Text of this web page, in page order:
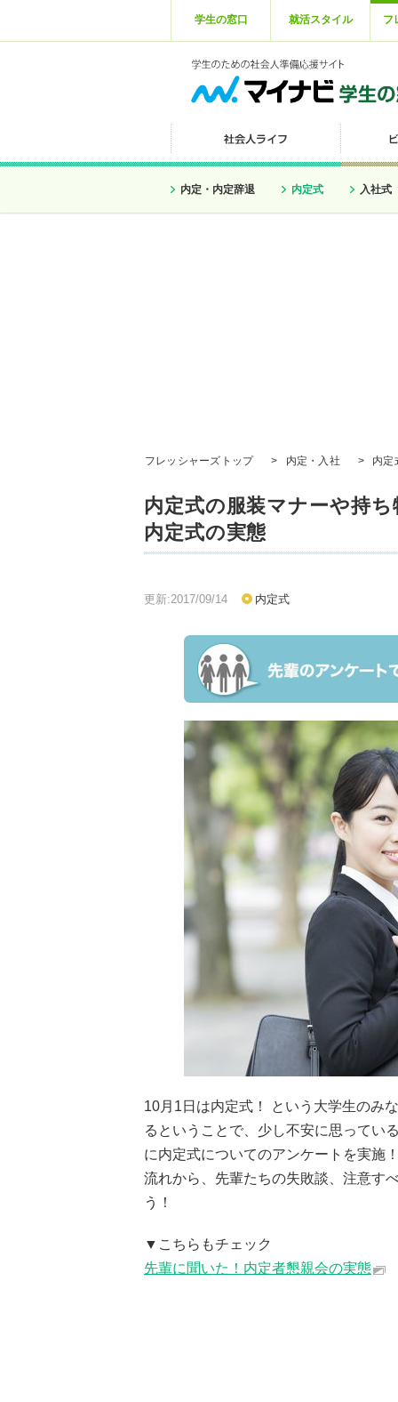
学生の窓口 就活スタイル フ
内定・内定辞退 内定式 入社式
フレッシャーズトップ > 内定・入社 > 内定
内定式の服装マナーや持
内定式の実態
更新:2017/09/14 内定式
10月1日は内定式！ という大学生のみ
るということで、少し不安に思ってい
に内定式についてのアンケートを実施
流れから、先輩たちの失敗談、注意す
う！
▼こちらもチェック
先輩に聞いた！内定者懇親会の実態